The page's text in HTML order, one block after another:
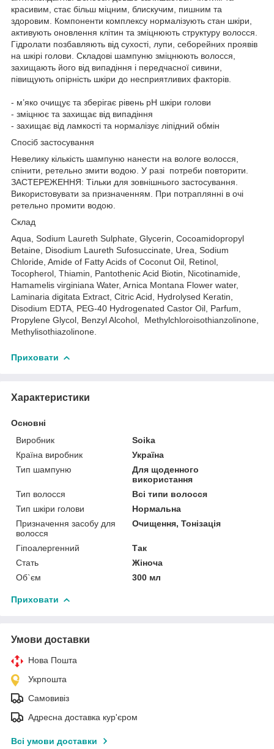
красивим, стає більш міцним, блискучим, пишним та
здоровим. Компоненти комплексу нормалізують стан шкіри,
активують оновлення клітин та зміцнюють структуру волосся.
Гідролати позбавляють від сухості, лупи, себорейних проявів
на шкірі голови. Складові шампуню зміцнюють волосся,
захищають його від випадіння і передчасної сивини,
півищують опірність шкіри до несприятливих факторів.
- м’яко очищує та зберігає рівень pH шкіри голови
- зміцнює та захищає від випадіння
- захищає від ламкості та нормалізує ліпідний обмін
Спосіб застосування
Невелику кількість шампуню нанести на вологе волосся,
спінити, ретельно змити водою. У разі потреби повторити.
ЗАСТЕРЕЖЕННЯ: Тільки для зовнішнього застосування.
Використовувати за призначенням. При потраплянні в очі
ретельно промити водою.
Склад
Aqua, Sodium Laureth Sulphate, Glycerin, Cocoamidopropyl
Betaine, Disodium Laureth Sufosuccinate, Urea, Sodium
Chloride, Amide of Fatty Acids of Coconut Oil, Retinol,
Tocopherol, Thiamin, Pantothenic Acid Biotin, Nicotinamide,
Hamamelis virginiana Water, Arnica Montana Flower water,
Laminaria digitata Extract, Citric Acid, Hydrolysed Keratin,
Disodium EDTA, PEG-40 Hydrogenated Castor Oil, Parfum,
Propylene Glycol, Benzyl Alcohol, Methylchloroisothianzolinone,
Methylisothiazolinone.
Приховати
Характеристики
Основні
Виробник
Soika
Країна виробник
Україна
Тип шампуню
Для щоденного
використання
Тип волосся
Всі типи волосся
Тип шкіри голови
Нормальна
Призначення засобу для
волосся
Очищення, Тонізація
Гіпоалергенний
Так
Стать
Жіноча
Об`єм
300 мл
Приховати
Умови доставки
Нова Пошта
Укрпошта
Самовивіз
Адресна доставка кур'єром
Всі умови доставки